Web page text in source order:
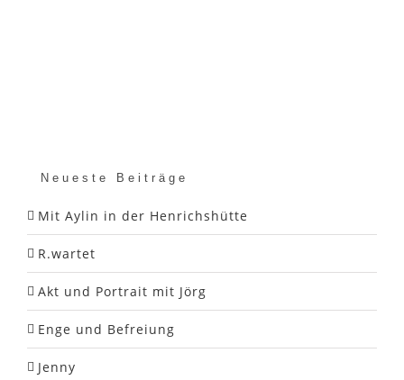
Neueste Beiträge
Mit Aylin in der Henrichshütte
R.wartet
Akt und Portrait mit Jörg
Enge und Befreiung
Jenny